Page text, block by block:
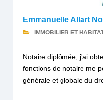
Emmanuelle Allart
IMMOBILIER ET
Notaire diplômée, j'ai
fonctions de notaire me
générale et globale du